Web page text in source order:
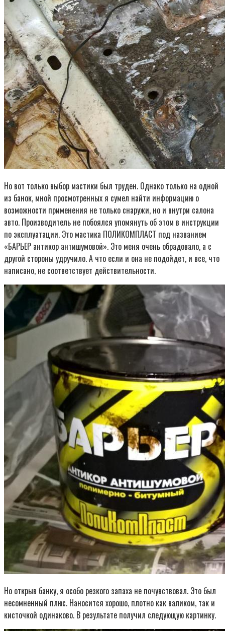
Но вот только выбор мастики был труден. Однако только на одной
из банок, мной просмотренных я сумел найти информацию о
возможности применения не только снаружи, но и внутри салона
авто. Производитель не побоялся упомянуть об этом в инструкции
по эксплуатации. Это мастика ПОЛИКОМПЛАСТ под названием
«БАРЬЕР антикор антишумовой». Это меня очень обрадовало, а с
другой стороны удручило. А что если и она не подойдет, и все, что
написано, не соответствует действительности.
Но открыв банку, я особо резкого запаха не почувствовал. Это был
несомненный плюс. Наносится хорошо, плотно как валиком, так и
кисточкой одинаково. В результате получил следующую картинку.